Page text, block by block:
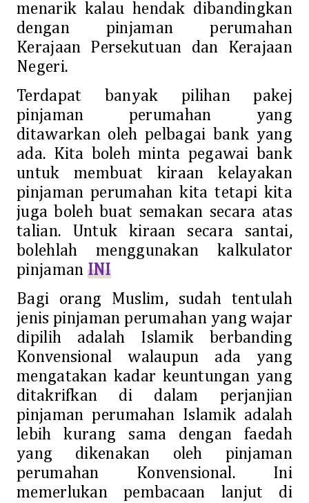
menarik kalau hendak dibandingkan
dengan pinjaman perumahan
Kerajaan Persekutuan dan Kerajaan
Negeri.
Terdapat banyak pilihan pakej
pinjaman perumahan yang
ditawarkan oleh pelbagai bank yang
ada. Kita boleh minta pegawai bank
untuk membuat kiraan kelayakan
pinjaman perumahan kita tetapi kita
juga boleh buat semakan secara atas
talian. Untuk kiraan secara santai,
bolehlah menggunakan kalkulator
pinjaman INI
Bagi orang Muslim, sudah tentulah
jenis pinjaman perumahan yang wajar
dipilih adalah Islamik berbanding
Konvensional walaupun ada yang
mengatakan kadar keuntungan yang
ditakrifkan di dalam perjanjian
pinjaman perumahan Islamik adalah
lebih kurang sama dengan faedah
yang dikenakan oleh pinjaman
perumahan Konvensional. Ini
memerlukan pembacaan lanjut di